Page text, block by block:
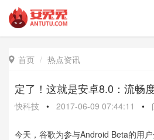
 首页 热点资讯
定了！这就是安卓8.0：流畅
快科技 • 2017-06-09 07:44:11 •
今天，谷歌为参与Android Beta的用